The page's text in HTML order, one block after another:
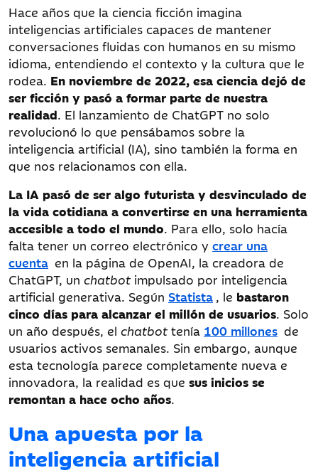
Hace años que la ciencia ficción imagina
inteligencias artificiales capaces de mantener
conversaciones fluidas con humanos en su mismo
idioma, entendiendo el contexto y la cultura que le
rodea. En noviembre de 2022, esa ciencia dejó de
ser ficción y pasó a formar parte de nuestra
realidad. El lanzamiento de ChatGPT no solo
revolucionó lo que pensábamos sobre la
inteligencia artificial (IA), sino también la forma en
que nos relacionamos con ella.
La IA pasó de ser algo futurista y desvinculado de
la vida cotidiana a convertirse en una herramienta
accesible a todo el mundo. Para ello, solo hacía
falta tener un correo electrónico y crear una
cuenta en la página de OpenAI, la creadora de
ChatGPT, un chatbot impulsado por inteligencia
artificial generativa. Según Statista , le bastaron
cinco días para alcanzar el millón de usuarios. Solo
un año después, el chatbot tenía 100 millones de
usuarios activos semanales. Sin embargo, aunque
esta tecnología parece completamente nueva e
innovadora, la realidad es que sus inicios se
remontan a hace ocho años.
Una apuesta por la
inteligencia artificial